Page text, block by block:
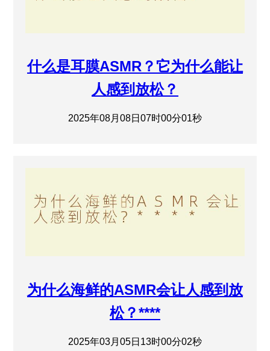
什么是耳膜ASMR？它为什么能让
人感到放松？
2025年08月08日07时00分01秒
为什么海鲜的ASMR会让人感到放
松？****
2025年03月05日13时00分02秒